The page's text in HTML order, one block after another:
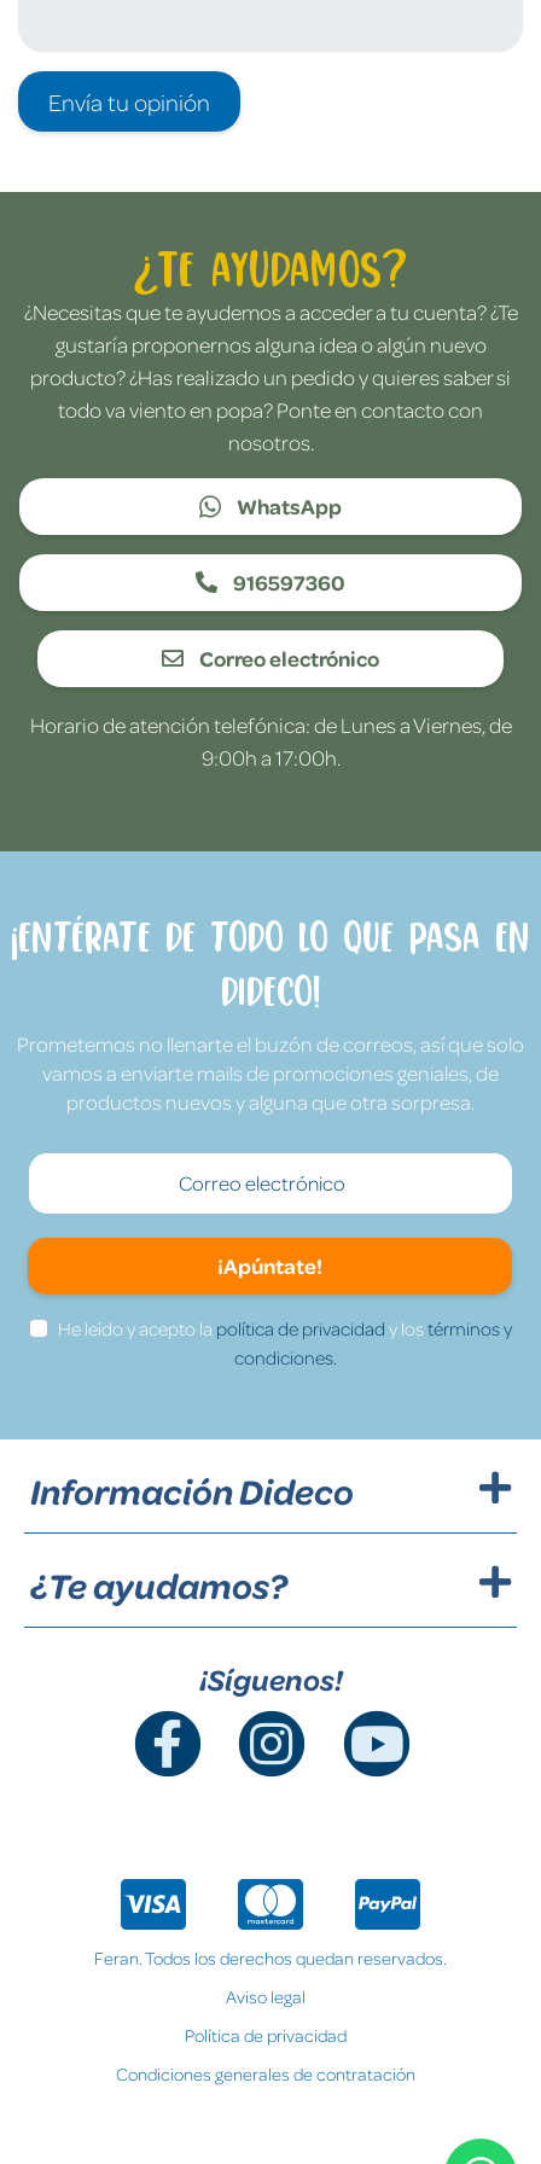
Envía tu opinión
¿Te ayudamos?
¿Necesitas que te ayudemos a acceder a tu cuenta? ¿Te
gustaría proponernos alguna idea o algún nuevo
producto? ¿Has realizado un pedido y quieres saber si
todo va viento en popa? Ponte en contacto con
nosotros.
WhatsApp
916597360
Correo electrónico
Horario de atención telefónica: de Lunes a Viernes, de
9:00h a 17:00h.
¡Entérate de todo lo que pasa en
Dideco!
Prometemos no llenarte el buzón de correos, así que solo
vamos a enviarte mails de promociones geniales, de
productos nuevos y alguna que otra sorpresa.
¡Apúntate!
He leído y acepto la política de privacidad y lostérminos y
condiciones.
Información Dideco
¿Te ayudamos?
¡Síguenos!
Feran. Todos los derechos quedan reservados.
Aviso legal
Política de privacidad
Condiciones generales de contratación